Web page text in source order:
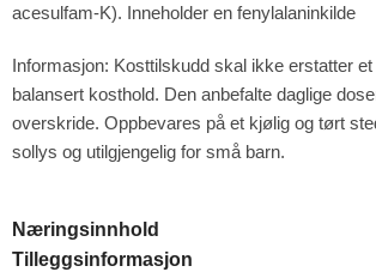
acesulfam-K). Inneholder en fenylalaninkilde
Informasjon: Kosttilskudd skal ikke erstatter
balansert kosthold. Den anbefalte daglige
overskride. Oppbevares på et kjølig og tørt
sollys og utilgjengelig for små barn.
Næringsinnhold
Tilleggsinformasjon